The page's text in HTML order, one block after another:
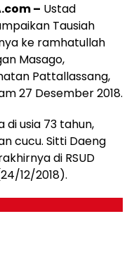
– Ustad
Tausiah
ke ramhatullah
Masago,
Pattallassang,
27 Desember 2018.
di usia 73 tahun,
cucu. Sitti Daeng
di RSUD
12/2018).